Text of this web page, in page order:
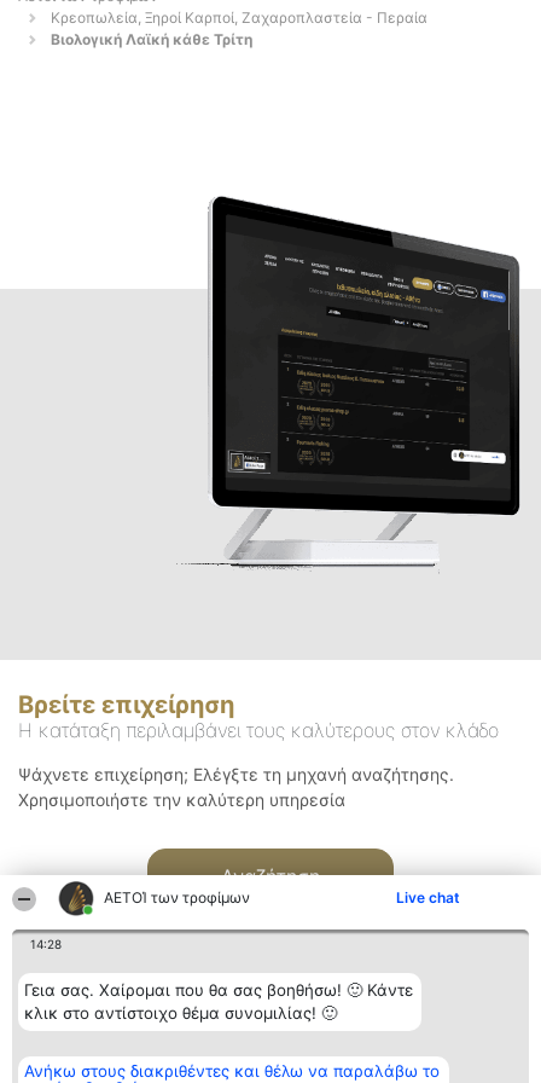
ΑΕΤΟΊ των τροφίμων Live chat
14:28
Γεια σας. Χαίρομαι που θα σας βοηθήσω! 🙂 Κάντε
κλικ στο αντίστοιχο θέμα συνομιλίας! 🙂
Ανήκω στους διακριθέντες και θέλω να παραλάβω το
Κρεοπωλεία, Ξηροί Καρποί, Ζαχαροπλαστεία - Περαία
Βιολογική Λαϊκή κάθε Τρίτη
Βρείτε επιχείρηση
Η κατάταξη περιλαμβάνει τους καλύτερους στον κλάδο
Ψάχνετε επιχείρηση; Ελέγξτε τη μηχανή αναζήτησης.
Χρησιμοποιήστε την καλύτερη υπηρεσία
Αναζήτηση
Διοργανωτής της
κατάταξης
Κατάταξη
Διακριθέντες
Επικοινωνία
Επικοινωνία